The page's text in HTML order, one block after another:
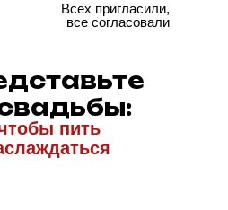
Всех пригласили,
все согласовали
пить